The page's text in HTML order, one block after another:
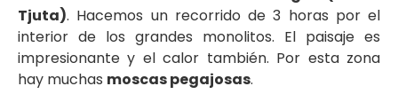
Tjuta). Hacemos un recorrido de 3 horas por el
interior de los grandes monolitos. El paisaje es
impresionante y el calor también. Por esta zona
hay muchas moscas pegajosas.